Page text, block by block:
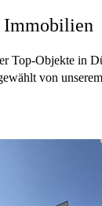
Immobilien
Top-Objekte in
von